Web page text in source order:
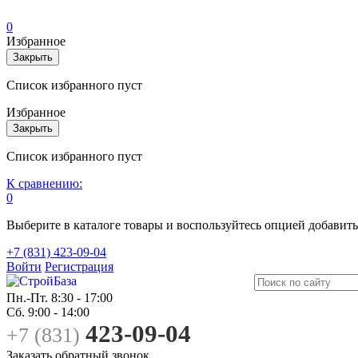
0
Избранное
Закрыть
Список избранного пуст
Избранное
Закрыть
Список избранного пуст
К сравнению:
0
Выберите в каталоге товары и воспользуйтесь опцией
+7 (831) 423-09-04
Войти Регистрация
Пн.-Пт. 8:30 - 17:00
Сб. 9:00 - 14:00
+7 (831) 423-09-04
Заказать обратный звонок